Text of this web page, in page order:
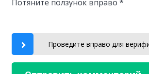
Потяните ползунок вправо *
Проведите вправо для